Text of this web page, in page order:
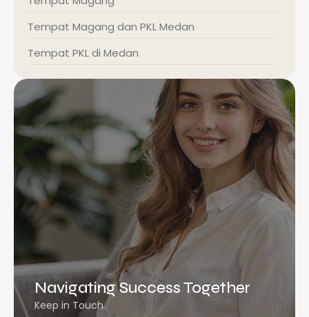
Tempat Magang dan PKL Medan
Tempat PKL di Medan
Navigating Success Together
Keep in Touch